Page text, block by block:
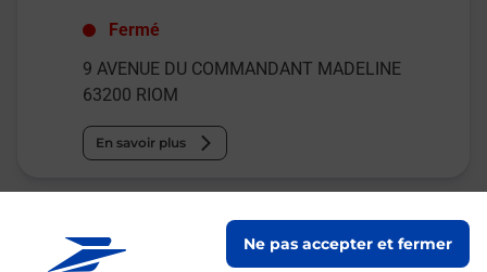
Ne pas accepter et fermer
Fermé
9 AVENUE DU COMMANDANT MADELINE
63200 RIOM
En savoir plus
RIOM